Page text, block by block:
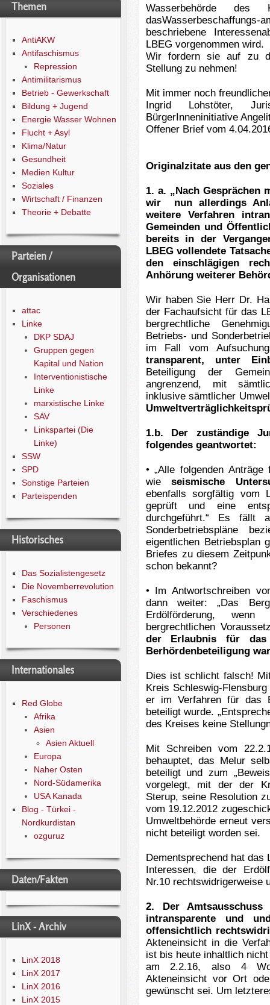
Themen
AntiAKW
Antifaschismus
Repression
Antimilitarismus
Betrieb - Gewerkschaft
Bildung + Jugend
Energie Wasser Wohnen
Flucht + Asyl
Klima/Natur
Gesundheit
Medien Kultur
Soziales
Wirtschaft / Finanzen
Theorie + Debatte
Parteien /
Organisationen
attac
Linke
DKP SDAJ
Gruppen gegen
Kapital und Nation
Interventionistische
Linke
marxistische Linke
SAV
Linkspartei (Die
Linke)
SSW
SPD
Sonstige Parteien
Parteispenden
Historisches
Das Sozialistengesetz
Die Novemberrevolution
Faschismus
Verschiedenes
Personen
Internationales
Red Globe
Afrika
Asien
Asien Aktuell
Europa
Naher Osten
Nord-Südamerika
USA Kanada
Blog - Türkei -
Nordkurdistan
ozguruz
Daten/Fakten
LinX - Archiv
LinX 2018
LinX 2017
LinX 2016
LinX 2015
Wasserbehörde des
beschriebene
LBEG vorgenommen wird.
Wir fordern sie auf zu
Stellung zu nehmen!
Mit immer noch
Ingrid Lohstöter,
BürgerInneninitiative
Offener Brief vom
Originalzitate aus den
1. a. „Nach Gesprächen
wir nun allerdings
weitere Verfahren
Gemeinden und
bereits in der
LBEG vollendete
den einschlägigen
Anhörung weiterer
Wir haben Sie Herr Dr.
der Fachaufsicht für das
bergrechtliche
Betriebs- und
im Fall vom
transparent,
unter
Beteiligung der
angrenzend, mit
inklusive sämtlicher
1.b. Der zuständige
folgendes geantwortet:
• „Alle folgenden
wieseismische
ebenfalls sorgfältig vom
geprüft und eine
durchgeführt.“ Es
Sonderbetriebspläne
eigentlichen Betriebsplan
Briefes zu diesem
schon bekannt?
• Im Antwortschreiben
dann weiter: „Das
Erdölförderung,
bergrechtlichen
der Erlaubnis für das
Berhördenbeteiligung
Dies ist schlicht falsch!
Kreis Schleswig-
er im Verfahren für das
beteiligt wurde.
des Kreises keine
Mit Schreiben vom
behauptet, das Melur
beteiligt und zum
vorgelegt, mit der der
Sterup, seine Resolution
vom 19.12.2012
Umweltbehörde erneut
nicht beteiligt worden sei.
Dementsprechend hat
Interessen, die der
Nr.10 rechtswidrigerweise
2. Der
intransparente und
offensichtlich
Akteneinsicht in die
ist bis heute inhaltlich
am 2.2.16, also 4
Akteneinsicht vor Ort
gewünscht sei. Um